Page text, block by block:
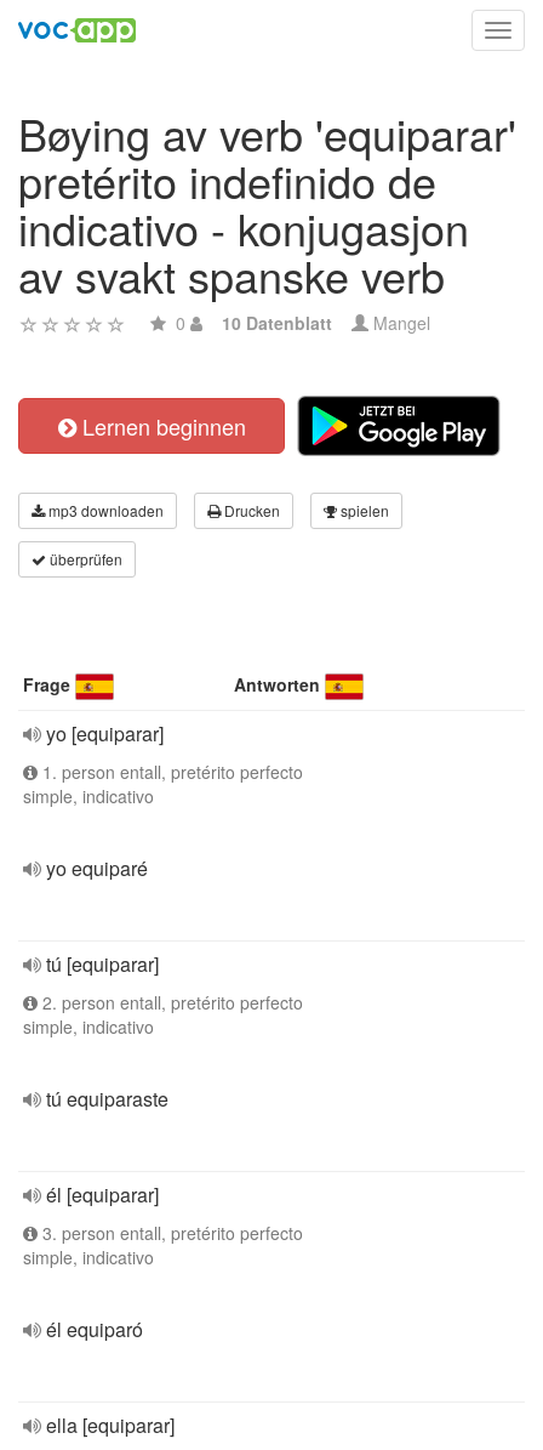
Bøying av verb 'equiparar'
pretérito indefinido de
indicativo - konjugasjon
av svakt spanske verb
0 10 Datenblatt Mangel
Lernen beginnen
mp3 downloaden Drucken spielen
überprüfen
Frage Antworten
yo [equiparar]
1. person entall, pretérito perfecto
simple, indicativo
yo equiparé
tú [equiparar]
2. person entall, pretérito perfecto
simple, indicativo
tú equiparaste
él [equiparar]
3. person entall, pretérito perfecto
simple, indicativo
él equiparó
ella [equiparar]